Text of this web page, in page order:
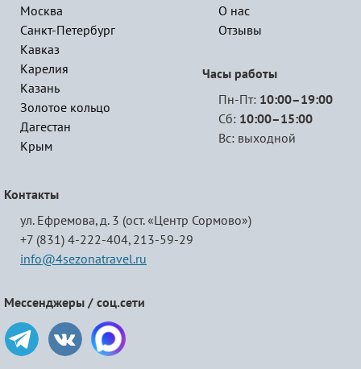
Москва
Санкт-Петербург
Кавказ
Карелия
Казань
Золотое кольцо
Дагестан
Крым
О нас
Отзывы
Часы работы
Пн-Пт: 10:00–19:00
Сб: 10:00–15:00
Вс: выходной
Контакты
ул. Ефремова, д. 3 (ост. «Центр Сормово»)
+7 (831) 4-222-404, 213-59-29
info@4sezonatravel.ru
Мессенджеры / соц.сети